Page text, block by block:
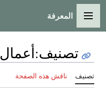
القائمة الرئيسية
المعرفة
تصنيف:أعمال 1287
تصنيف ناقش هذه الصفحة